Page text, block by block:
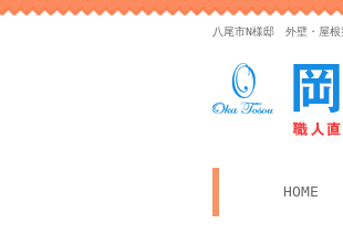
八尾市N様邸 外壁・屋
HOME